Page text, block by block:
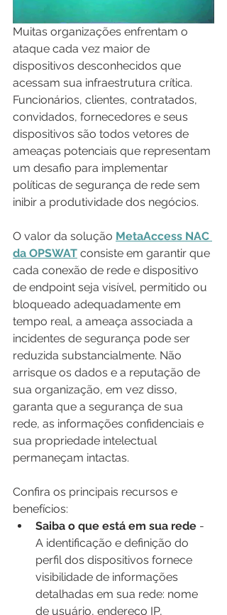
Muitas organizações enfrentam o
ataque cada vez maior de
dispositivos desconhecidos que
acessam sua infraestrutura crítica.
Funcionários, clientes, contratados,
convidados, fornecedores e seus
dispositivos são todos vetores de
ameaças potenciais que representam
um desafio para implementar
políticas de segurança de rede sem
inibir a produtividade dos negócios.
O valor da solução MetaAccess NAC
da OPSWAT consiste em garantir que
cada conexão de rede e dispositivo
de endpoint seja visível, permitido ou
bloqueado adequadamente em
tempo real, a ameaça associada a
incidentes de segurança pode ser
reduzida substancialmente. Não
arrisque os dados e a reputação de
sua organização, em vez disso,
garanta que a segurança de sua
rede, as informações confidenciais e
sua propriedade intelectual
permaneçam intactas.
Confira os principais recursos e
benefícios:
Saiba o que está em sua rede -
A identificação e definição do
perfil dos dispositivos fornece
visibilidade de informações
detalhadas em sua rede: nome
de usuário, endereço IP,